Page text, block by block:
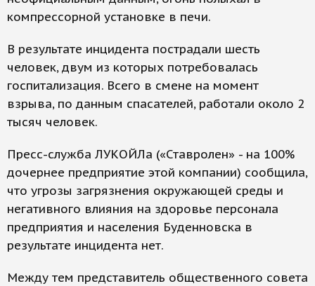
компрессорной установке в печи.
В результате инцидента пострадали шесть
человек, двум из которых потребовалась
госпитализация. Всего в смене на момент
взрыва, по данным спасателей, работали около 2
тысяч человек.
Пресс-служба ЛУКОЙЛа («Ставролен» - на 100%
дочернее предприятие этой компании) сообщила,
что угрозы загрязнения окружающей среды и
негативного влияния на здоровье персонала
предприятия и населения Буденновска в
результате инцидента нет.
Между тем представитель общественного совета